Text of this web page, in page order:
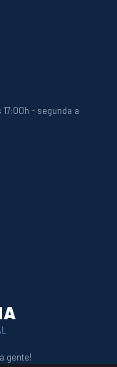
gente!
17:00h - segunda a